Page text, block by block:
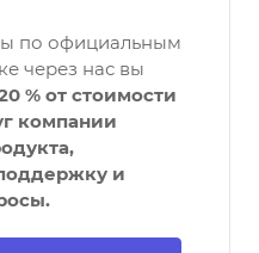
по официальным
через нас вы
% от стоимости
компании
и